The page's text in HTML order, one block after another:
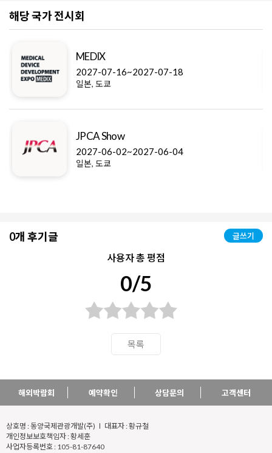
해당 국가 전시회
MEDIX
2027-07-16~2027-07-18
일본, 도쿄
JPCA Show
2027-06-02~2027-06-04
일본, 도쿄
0개 후기글 글쓰기
사용자 총 평점
0/5
목록
해외박람회 예약확인 상담문의 고객센터
상호명 : 동양국제관광개발(주) l 대표자 : 황규철
개인정보보호책임자 : 황세훈
사업자등록번호 : 105-81-87640